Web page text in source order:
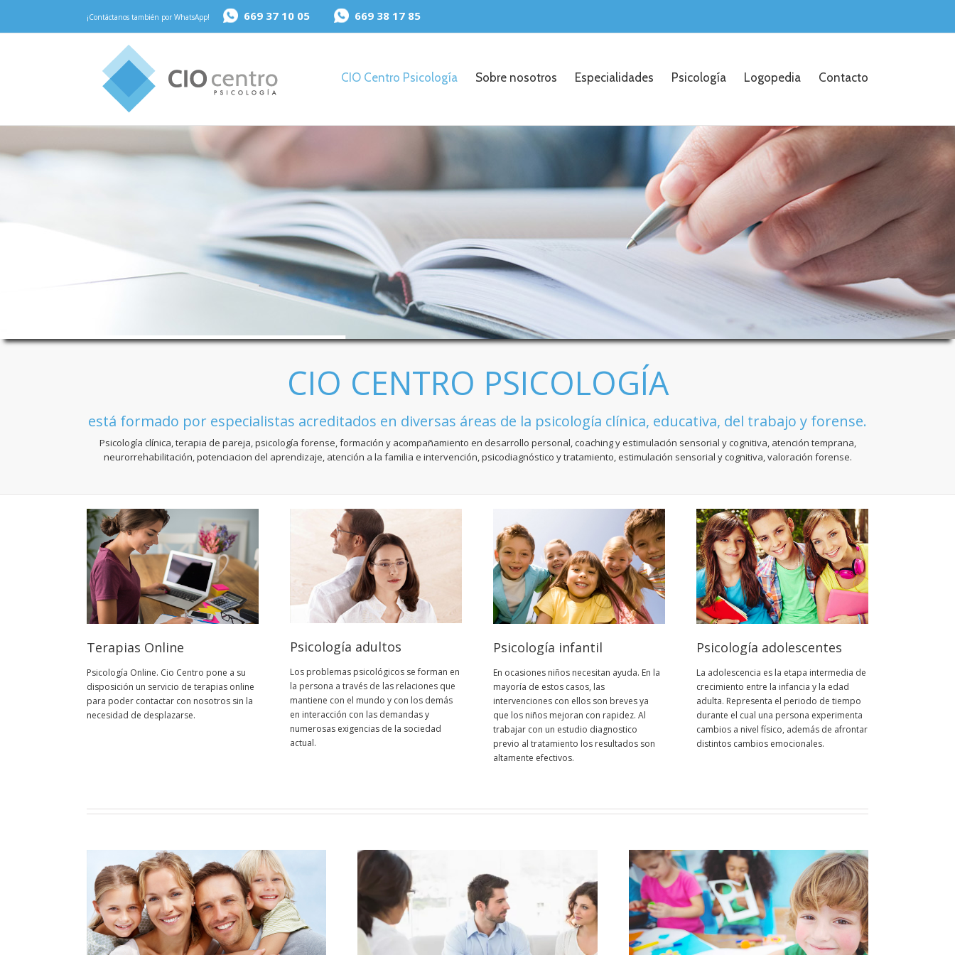
¡Contáctanos también por WhatsApp! 669 37 10 05 669 38 17 85
CIO Centro Psicología Sobre nosotros Especialidades Psicología Logopedia Contacto
CIO CENTRO PSICOLOGÍA
está formado por especialistas acreditados en diversas áreas de la psicología clínica, educativa, del trabajo y forense.
Psicología clínica, terapia de pareja, psicología forense, formación y acompañamiento en desarrollo personal, coaching y estimulación sensorial y cognitiva, atención temprana,
neurorrehabilitación, potenciacion del aprendizaje, atención a la familia e intervención, psicodiagnóstico y tratamiento, estimulación sensorial y cognitiva, valoración forense.
Terapias Online
Psicología Online. Cio Centro pone a su
disposición un servicio de terapias online
para poder contactar con nosotros sin la
necesidad de desplazarse.
Psicología adultos
Los problemas psicológicos se forman en
la persona a través de las relaciones que
mantiene con el mundo y con los demás
en interacción con las demandas y
numerosas exigencias de la sociedad
actual.
Psicología infantil
En ocasiones niños necesitan ayuda. En la
mayoría de estos casos, las
intervenciones con ellos son breves ya
que los niños mejoran con rapidez. Al
trabajar con un estudio diagnostico
previo al tratamiento los resultados son
altamente efectivos.
Psicología adolescentes
La adolescencia es la etapa intermedia de
crecimiento entre la infancia y la edad
adulta. Representa el periodo de tiempo
durante el cual una persona experimenta
cambios a nivel físico, además de afrontar
distintos cambios emocionales.